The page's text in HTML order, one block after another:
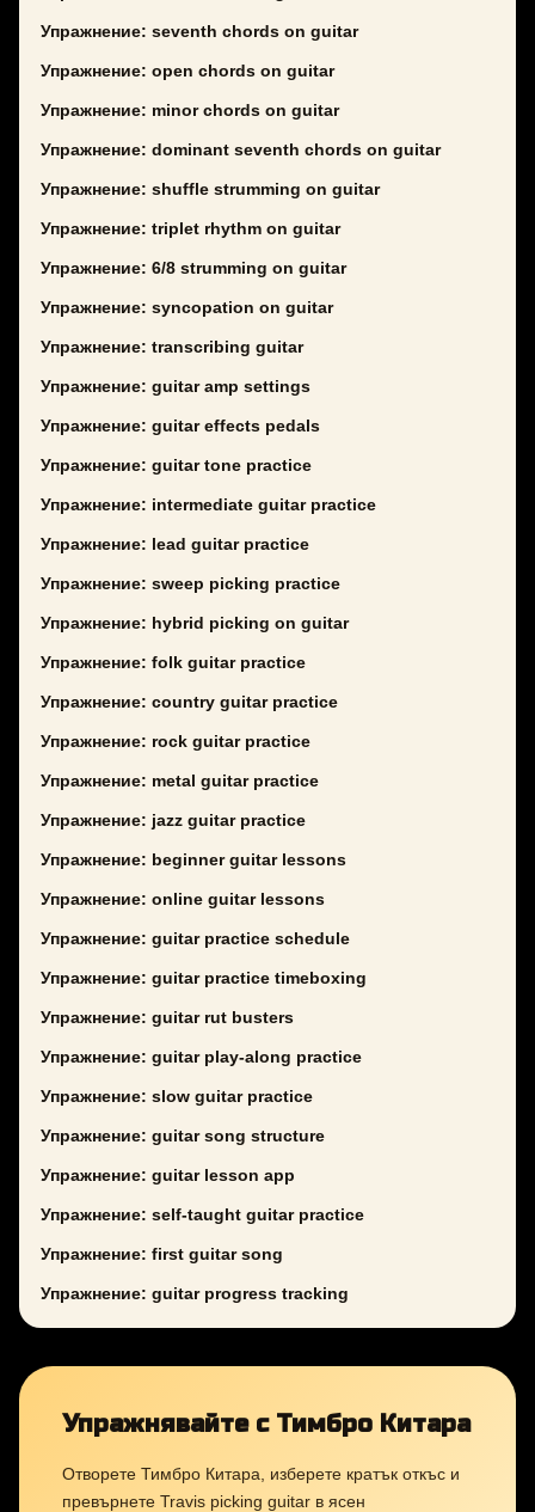
Упражнение: seventh chords on guitar
Упражнение: open chords on guitar
Упражнение: minor chords on guitar
Упражнение: dominant seventh chords on guitar
Упражнение: shuffle strumming on guitar
Упражнение: triplet rhythm on guitar
Упражнение: 6/8 strumming on guitar
Упражнение: syncopation on guitar
Упражнение: transcribing guitar
Упражнение: guitar amp settings
Упражнение: guitar effects pedals
Упражнение: guitar tone practice
Упражнение: intermediate guitar practice
Упражнение: lead guitar practice
Упражнение: sweep picking practice
Упражнение: hybrid picking on guitar
Упражнение: folk guitar practice
Упражнение: country guitar practice
Упражнение: rock guitar practice
Упражнение: metal guitar practice
Упражнение: jazz guitar practice
Упражнение: beginner guitar lessons
Упражнение: online guitar lessons
Упражнение: guitar practice schedule
Упражнение: guitar practice timeboxing
Упражнение: guitar rut busters
Упражнение: guitar play-along practice
Упражнение: slow guitar practice
Упражнение: guitar song structure
Упражнение: guitar lesson app
Упражнение: self-taught guitar practice
Упражнение: first guitar song
Упражнение: guitar progress tracking
Упражнявайте с Тимбро Китара
Отворете Тимбро Китара, изберете кратък откъс и
превърнете Travis picking guitar в ясен